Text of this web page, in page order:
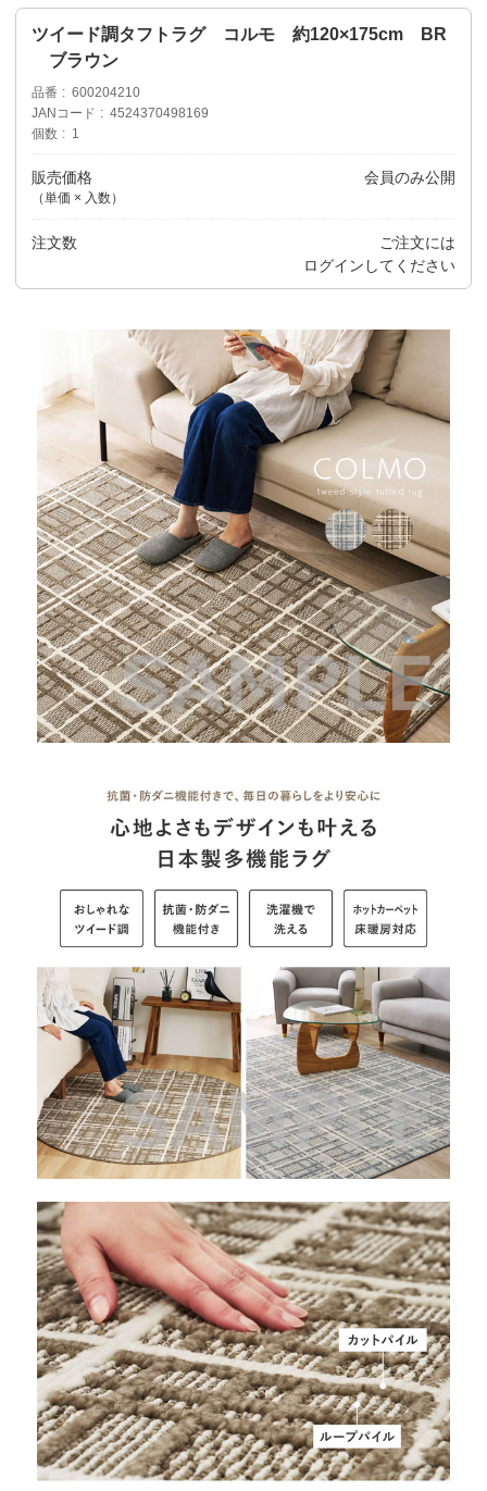
ツイード調タフトラグ コルモ 約120×175cm BR
ブラウン
品番
600204210
JANコード
4524370498169
個数
1
販売価格
（単価 × 入数）
会員のみ公開
注文数
ご注文には
ログイン してください